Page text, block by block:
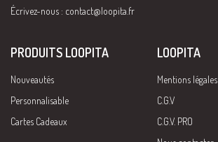
Écrivez-nous : contact@loopita.fr
PRODUITS LOOPITA
Nouveautés
Personnalisable
Cartes Cadeaux
LOOPITA
Mentions légales
C.G.V
C.G.V. PRO